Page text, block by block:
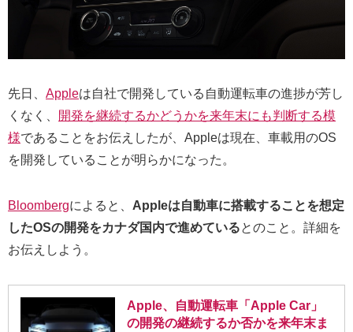
先日、 Appleは自社で開発している自動運転車の進捗が芳し
くなく、
開発を継続するかどうかを来年末にも判断する模
様であることをお伝えしたが、Appleは現在、車載用のOS
を開発していることが明らかになった。
Bloombergによると、 Appleは自動車に搭載することを想定
したOSの開発をカナダ国内で進めているとのこと。詳細を
お伝えしよう。
Apple、自動運転車「Apple Car」
の開発の継続するか否かを来年末ま